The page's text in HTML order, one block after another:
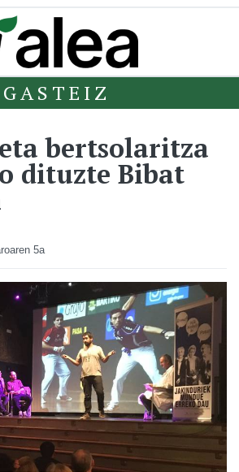
GASTEIZ
bertsolaritza
dituzte Bibat
5a